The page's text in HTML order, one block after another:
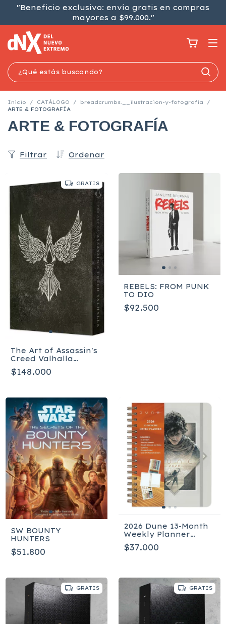
"Beneficio exclusivo: envío gratis en compras
mayores a $99.000."
Inicio / CATÁLOGO / breadcrumbs.__ilustracion-y-fotografia
/
ARTE & FOTOGRAFÍA
ARTE & FOTOGRAFÍA
Ordenar
Filtrar
GRATIS
The Art of Assassin's
Creed Valhalla
Deluxe Edition -
Inglés - Tapa dura
$148.000
REBELS: FROM PUNK
TO DIO
$92.500
SW BOUNTY
HUNTERS
$51.800
2026 Dune 13-Month
Weekly Planner
Encuadernación en
espiral
$37.000
GRATIS GRATIS